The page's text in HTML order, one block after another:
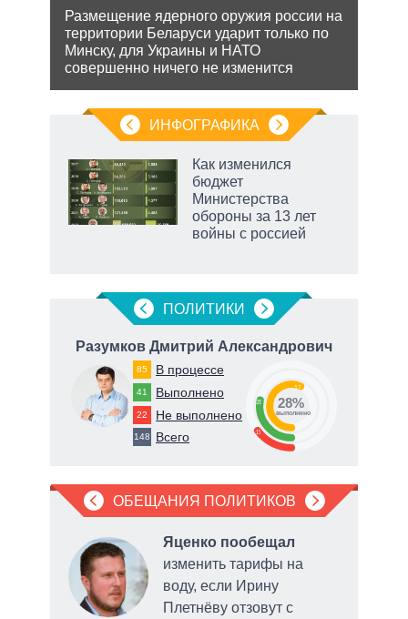
Размещение ядерного оружия россии на
территории Беларуси ударит только по
Минску, для Украины и НАТО
совершенно ничего не изменится
ИНФОГРАФИКА
Как изменился
бюджет
Министерства
обороны за 13 лет
войны с россией
ПОЛИТИКИ
Разумков Дмитрий Александрович
85 В процессе
41 Выполнено
22 Не выполнено
148 Всего 15
28
57
28%
выполнено
ОБЕЩАНИЯ ПОЛИТИКОВ
Яценко пообещал
изменить тарифы на
воду, если Ирину
Плетнёву отзовут с